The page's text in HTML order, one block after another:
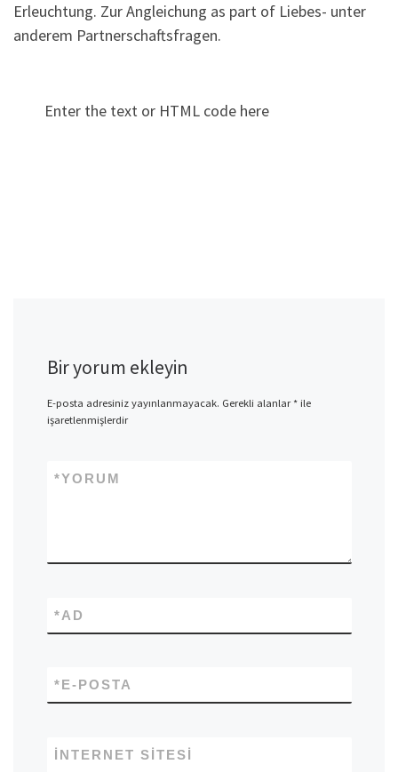
Erleuchtung. Zur Angleichung as part of Liebes- unter
anderem Partnerschaftsfragen.
Enter the text or HTML code here
Bir yorum ekleyin
E-posta adresiniz yayınlanmayacak. Gerekli alanlar*ile
işaretlenmişlerdir
YORUM
*
AD
*
E-POSTA
*
İNTERNET SITESI